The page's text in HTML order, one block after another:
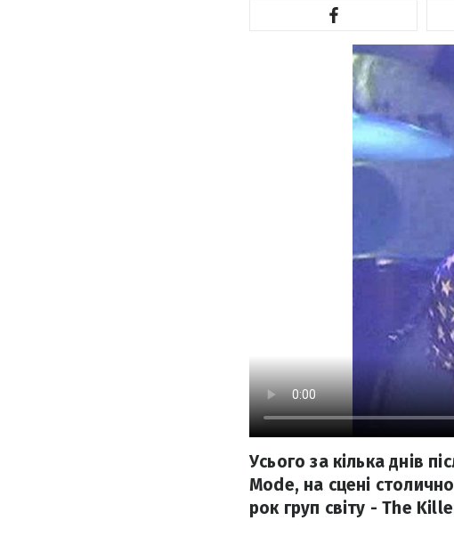
Усього за кілька днів
Mode, на сцені
рок груп світу - The